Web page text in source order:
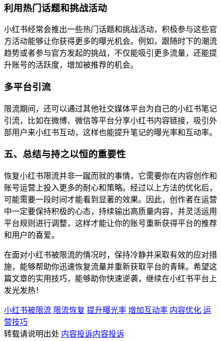
利用热门话题和挑战活动
小红书经常会推出一些热门话题和挑战活动，积极参与这些官
方活动能够让你获得更多的曝光机会。例如，跟随时下的潮流
趋势或者参与官方发起的挑战，不仅能吸引更多流量，还能提
升账号的活跃度，增加被推荐的机会。
多平台引流
限流期间，还可以通过其他社交媒体平台为自己的小红书笔记
引流，比如在微博、微信等平台分享小红书内容链接，吸引外
部用户来小红书互动，这样也能提升笔记的曝光率和互动率。
五、总结与持之以恒的重要性
恢复小红书限流并非一蹴而就的事情，它需要你在内容创作和
账号运营上投入更多的耐心和策略。经过以上方法的优化后，
可能需要一段时间才能看到显著的效果。因此，创作者在运营
中一定要保持积极的心态，持续输出高质量内容，并灵活运用
平台规则进行调整，这样才能让你的账号重新获得平台的推荐
和用户的喜爱。
在面对小红书被限流的情况时，保持冷静并采取有效的应对措
施，能够帮助你迅速恢复流量并重新获取平台的青睐。希望这
篇文章的实用技巧，能够助你快速逆袭，继续在小红书平台上
发光发热！
小红书被限流 限流恢复 提升曝光率 增加互动率 内容优化 运
营技巧
转载请说明出处 内容投诉内容投诉